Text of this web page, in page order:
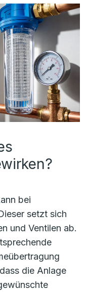
bei
setzt sich
und Ventilen ab.
die Anlage